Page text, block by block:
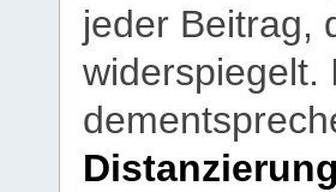
jeder Beitrag,
widerspiegelt.